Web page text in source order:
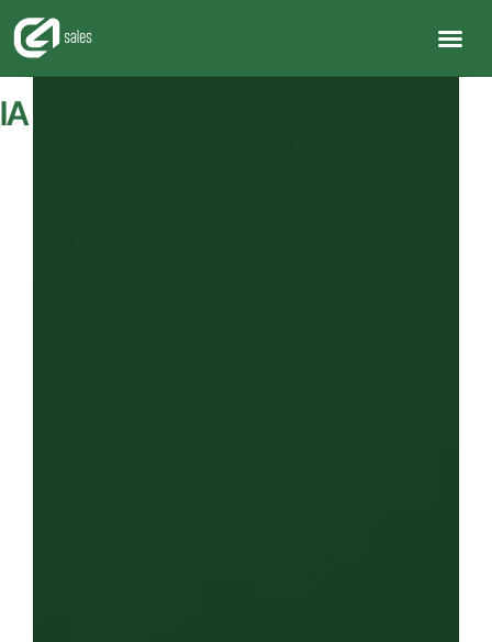
IA em Vendas e Atendimento